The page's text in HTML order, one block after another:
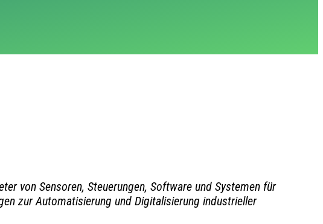
von Sensoren, Steuerungen, Software und Systemen für
zur Automatisierung und Digitalisierung industrieller